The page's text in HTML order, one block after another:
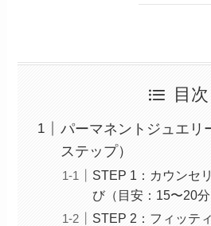
目次
パーマネントジュエリ
ステップ）
STEP 1：カウンセ
び（目安：15〜20分
STEP 2：フィッテ